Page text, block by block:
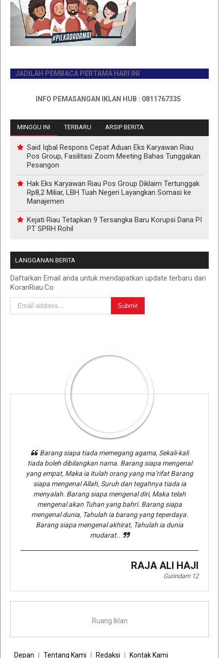
JADILAH PEMBACA PERTAMA HARI INI
INFO PEMASANGAN IKLAN HUB : 0811767335
MINGGU INI TERBARU ARSIP BERITA
Said Iqbal Respons Cepat Aduan Eks Karyawan Riau
Pos Group, Fasilitasi Zoom Meeting Bahas Tunggakan
Pesangon
Hak Eks Karyawan Riau Pos Group Diklaim Tertunggak
Rp8,2 Miliar, LBH Tuah Negeri Layangkan Somasi ke
Manajemen
Kejati Riau Tetapkan 9 Tersangka Baru Korupsi Dana PI
PT SPRH Rohil
LANGGANAN BERITA
Daftarkan Email anda untuk mendapatkan update terbaru dari
KoranRiau.Co
Barang siapa tiada memegang agama, Sekali-kali
tiada boleh dibilangkan nama. Barang siapa mengenal
yang empat, Maka ia itulah orang yang ma’rifat Barang
siapa mengenal Allah, Suruh dan tegahnya tiada ia
menyalah. Barang siapa mengenal diri, Maka telah
mengenal akan Tuhan yang bahri. Barang siapa
mengenal dunia, Tahulah ia barang yang teperdaya.
Barang siapa mengenal akhirat, Tahulah ia dunia
mudarat..
RAJA ALI HAJI
Gurindam 12
Ruang Iklan
Depan Tentang Kami Redaksi Kontak Kami